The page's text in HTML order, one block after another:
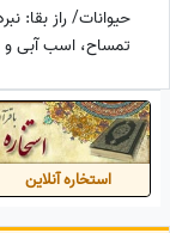
حیوانات/ راز بقا:
تمساح، اسب آبی و
استخاره آنلاین